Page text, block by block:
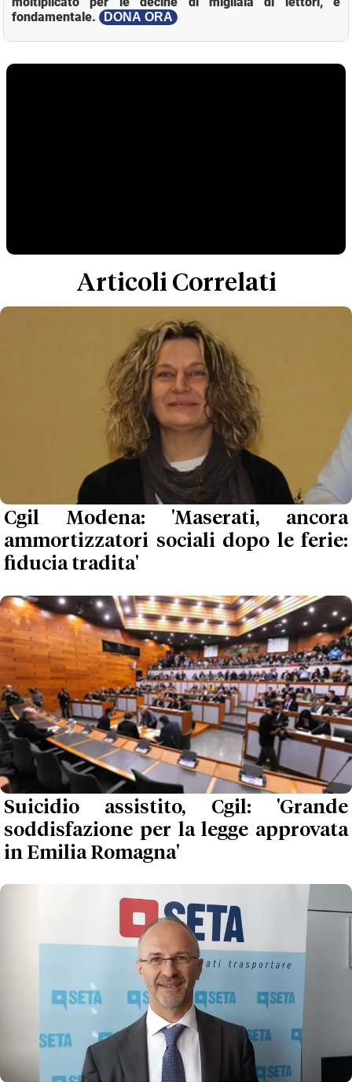
fondamentale.
DONA ORA
Articoli Correlati
Cgil Modena: 'Maserati, ancora
ammortizzatori sociali dopo le ferie:
fiducia tradita'
Suicidio assistito, Cgil: 'Grande
soddisfazione per la legge approvata
in Emilia Romagna'